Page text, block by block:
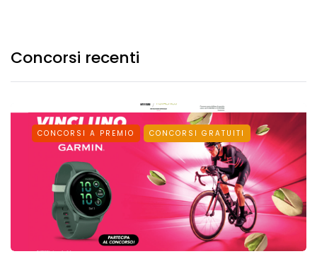
Concorsi recenti
CONCORSI A PREMIO CONCORSI GRATUITI